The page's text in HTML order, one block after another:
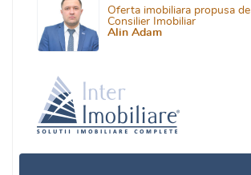
Oferta imobiliara propusa de
Consilier Imobiliar
Alin Adam